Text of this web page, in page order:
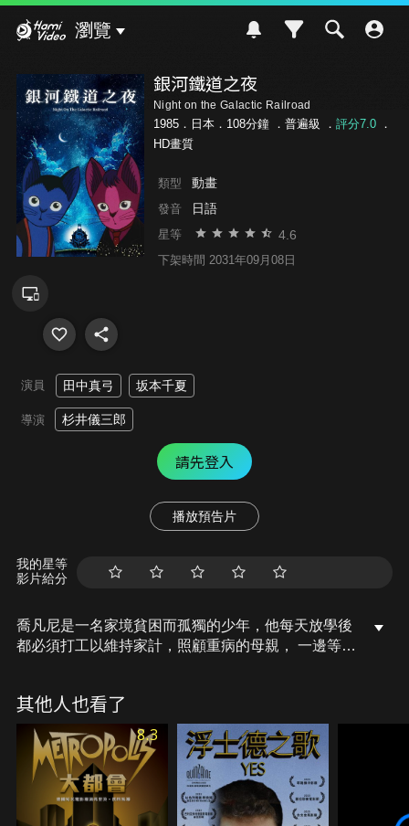
瀏覽
銀河鐵道之夜
Night on the Galactic Railroad
1985．日本．108分鐘 ． 普遍級 ． 評分7.0．
HD畫質
類型 動畫
發音 日語
星等 4.6
下架時間 2031年09月08日
演員 田中真弓 坂本千夏
導演 杉井儀三郎
請先登入
播放預告片
我的星等
影片給分
喬凡尼是一名家境貧困而孤獨的少年，他每天放學後
都必須打工以維持家計，照顧重病的母親， 一邊等待
一列奇幻火車，翱翔在朦朧的淡藍色天空，並發現自
己的好朋友卡帕涅拉也在車上。兩人就此展開一段繽
紛夢幻的銀河鐵道之旅，彷彿夢境一般的不可思議。
然而，喬凡尼卻沒有發現所有乘客的共通之處，以及
銀河列車的最終目的地……
其他人也看了
8.3